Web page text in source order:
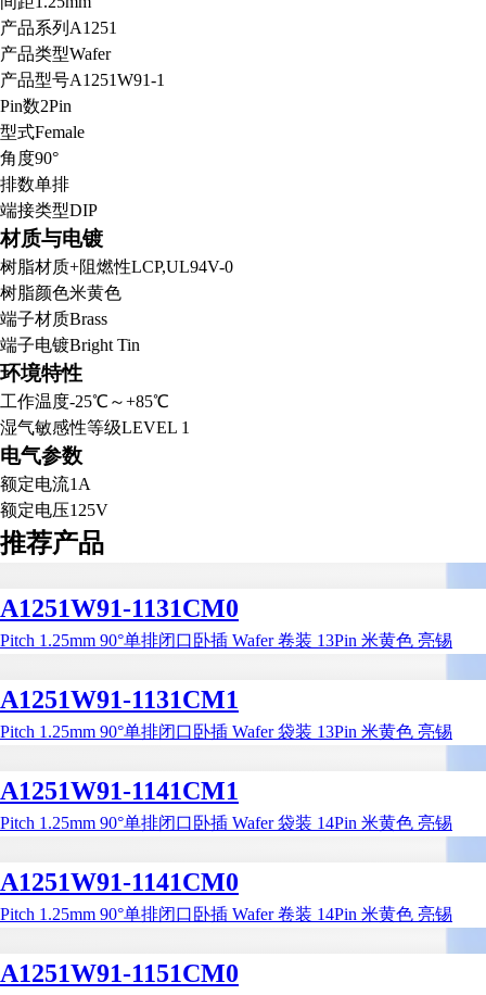
产品系列 A1251
产品类型Wafer
产品型号A1251W91-1
Pin数2Pin
型式Female
角度90°
排数单排
端接类型DIP
材质与电镀
树脂材质+阻燃性LCP,UL94V-0
树脂颜色米黄色
端子材质Brass
端子电镀Bright Tin
环境特性
工作温度-25℃～+85℃
湿气敏感性等级LEVEL 1
电气参数
额定电流1A
额定电压125V
推荐产品
A1251W91-1131CM0
Pitch 1.25mm 90°单排闭口卧插 Wafer 卷装 13Pin 米黄色 亮锡
A1251W91-1131CM1
Pitch 1.25mm 90°单排闭口卧插 Wafer 袋装 13Pin 米黄色 亮锡
A1251W91-1141CM1
Pitch 1.25mm 90°单排闭口卧插 Wafer 袋装 14Pin 米黄色 亮锡
A1251W91-1141CM0
Pitch 1.25mm 90°单排闭口卧插 Wafer 卷装 14Pin 米黄色 亮锡
A1251W91-1151CM0